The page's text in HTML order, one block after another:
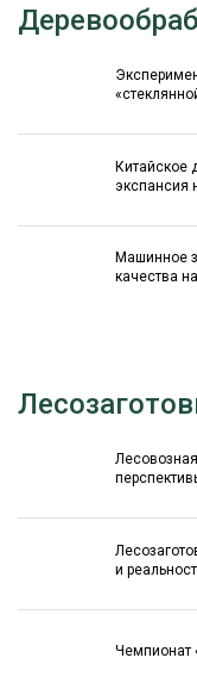
Китайское
экспансия
Машинное
качества
и
Чемпионат